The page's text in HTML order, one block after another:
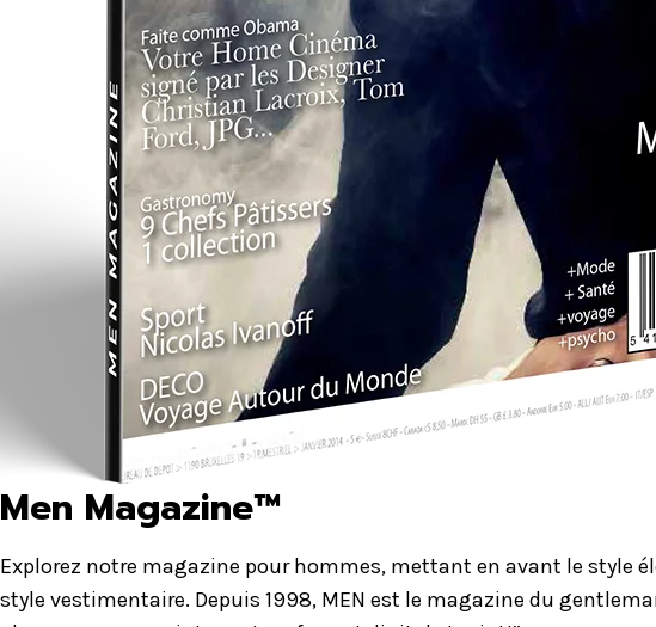
Men Magazine™
Explorez notre magazine pour hommes, mettant en avant le style
style vestimentaire. Depuis 1998, MEN est le magazine du